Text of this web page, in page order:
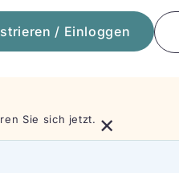
/ Einloggen
Sie sich jetzt. ×